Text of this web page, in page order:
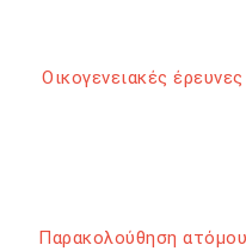
Οικογενειακές έρευνες
Παρακολούθηση ατόμου